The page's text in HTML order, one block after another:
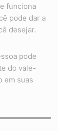
funciona
pode dar a
desejar.
pode
do vale-
em suas